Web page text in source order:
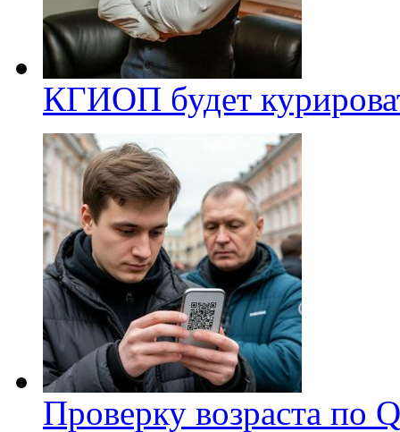
КГИОП будет
Проверку возраста по